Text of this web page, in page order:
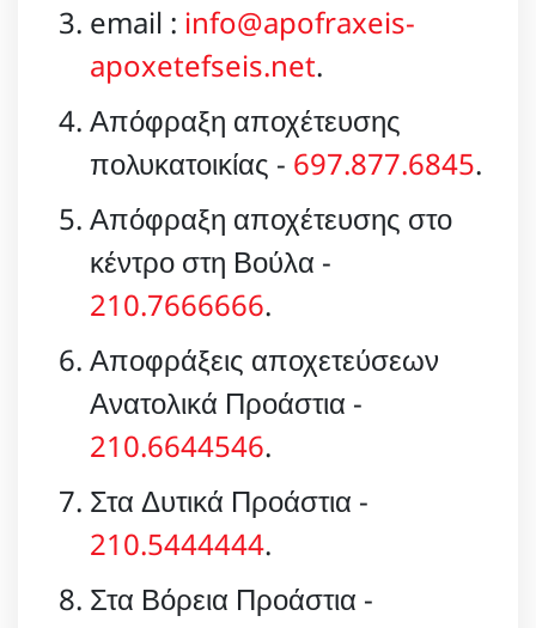
email : info@apofraxeis-
apoxetefseis.net.
Απόφραξη αποχέτευσης
πολυκατοικίας - 697.877.6845.
Απόφραξη αποχέτευσης στο
κέντρο στη Βούλα -
210.7666666.
Αποφράξεις αποχετεύσεων
Ανατολικά Προάστια -
210.6644546.
Στα Δυτικά Προάστια -
210.5444444.
Στα Βόρεια Προάστια -